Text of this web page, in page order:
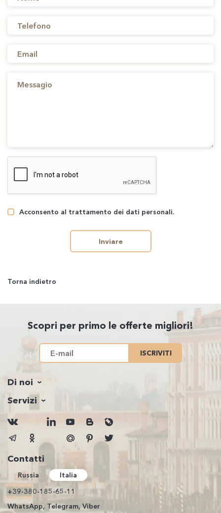
Acconsento al trattamento dei dati personali.
Inviare
Torna indietro
Scopri per primo le offerte migliori!
ISCRIVITI
Di noi
Servizi
Contatti
Russia
Italia
+39-380-185-65-11
WhatsApp, Telegram, Viber